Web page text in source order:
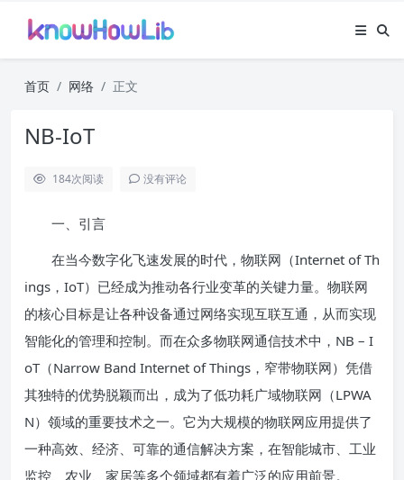
首页 网络 正文
NB-IoT
184次阅读 没有评论
一、引言
在当今数字化飞速发展的时代，物联网（Internet of Th
ings，IoT）已经成为推动各行业变革的关键力量。物联网
的核心目标是让各种设备通过网络实现互联互通，从而实现
智能化的管理和控制。而在众多物联网通信技术中，NB – I
oT（Narrow Band Internet of Things，窄带物联网）凭借
其独特的优势脱颖而出，成为了低功耗广域物联网（LPWA
N）领域的重要技术之一。它为大规模的物联网应用提供了
一种高效、经济、可靠的通信解决方案，在智能城市、工业
监控、农业、家居等多个领域都有着广泛的应用前景。